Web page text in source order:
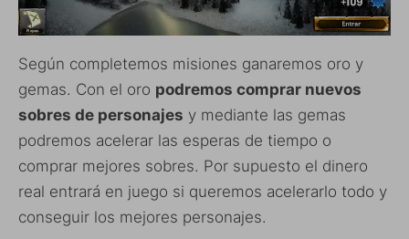
Según completemos misiones ganaremos oro y
gemas. Con el oro podremos comprar nuevos
sobres de personajes y mediante las gemas
podremos acelerar las esperas de tiempo o
comprar mejores sobres. Por supuesto el dinero
real entrará en juego si queremos acelerarlo todo y
conseguir los mejores personajes.